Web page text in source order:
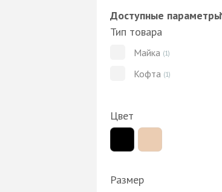
Доступные параметры
Тип товара
Майка (1)
Кофта (1)
Цвет
Размер